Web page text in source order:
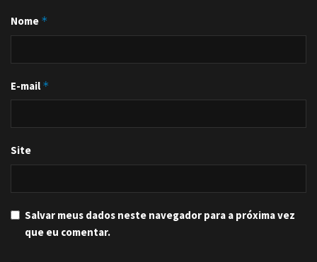
Nome *
E-mail *
Site
Salvar meus dados neste navegador para a próxima vez
que eu comentar.